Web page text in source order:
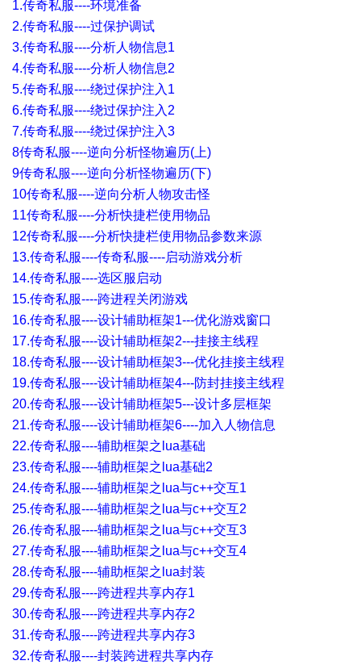
1.传奇私服----环境准备
2.传奇私服----过保护调试
3.传奇私服----分析人物信息1
4.传奇私服----分析人物信息2
5.传奇私服----绕过保护注入1
6.传奇私服----绕过保护注入2
7.传奇私服----绕过保护注入3
8传奇私服----逆向分析怪物遍历(上)
9传奇私服----逆向分析怪物遍历(下)
10传奇私服----逆向分析人物攻击怪
11传奇私服----分析快捷栏使用物品
12传奇私服----分析快捷栏使用物品参数来源
13.传奇私服----传奇私服----启动游戏分析
14.传奇私服----选区服启动
15.传奇私服----跨进程关闭游戏
16.传奇私服----设计辅助框架1---优化游戏窗口
17.传奇私服----设计辅助框架2---挂接主线程
18.传奇私服----设计辅助框架3---优化挂接主线程
19.传奇私服----设计辅助框架4---防封挂接主线程
20.传奇私服----设计辅助框架5---设计多层框架
21.传奇私服----设计辅助框架6----加入人物信息
22.传奇私服----辅助框架之lua基础
23.传奇私服----辅助框架之lua基础2
24.传奇私服----辅助框架之lua与c++交互1
25.传奇私服----辅助框架之lua与c++交互2
26.传奇私服----辅助框架之lua与c++交互3
27.传奇私服----辅助框架之lua与c++交互4
28.传奇私服----辅助框架之lua封装
29.传奇私服----跨进程共享内存1
30.传奇私服----跨进程共享内存2
31.传奇私服----跨进程共享内存3
32.传奇私服----封装跨进程共享内存